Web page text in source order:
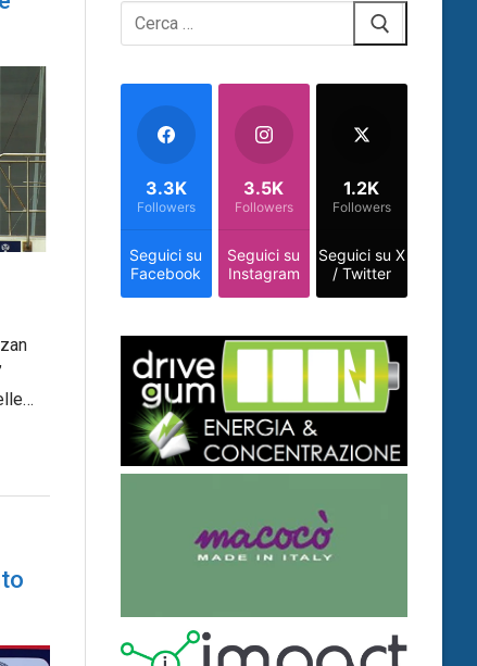
Cerca:
Seguici su
Facebook
3.3K
Followers
Seguici su
Instagram
3.5K
Followers
Seguici su X
/ Twitter
1.2K
Followers